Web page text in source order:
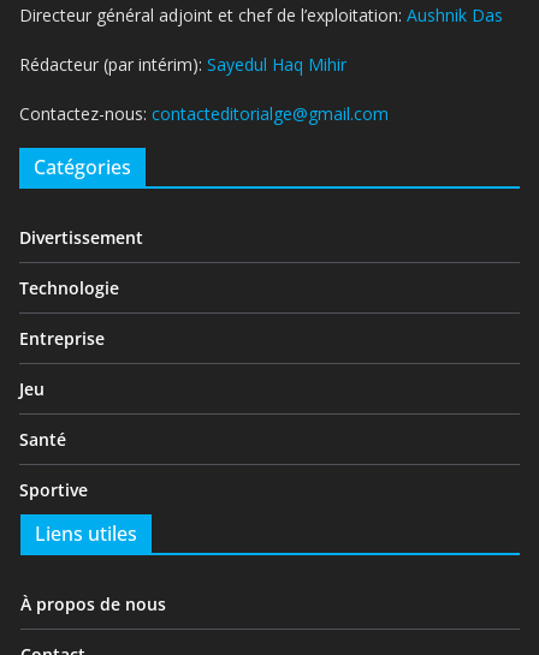
Directeur général adjoint et chef de l’exploitation: Aushnik Das
Rédacteur (par intérim): Sayedul Haq Mihir
Contactez-nous: contacteditorialge@gmail.com
Catégories
Divertissement
Technologie
Entreprise
Jeu
Santé
Sportive
Liens utiles
À propos de nous